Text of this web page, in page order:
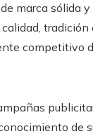
marca sólida
competitivo
de